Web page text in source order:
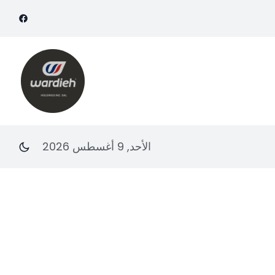
الأحد, 9 أغسطس 2026